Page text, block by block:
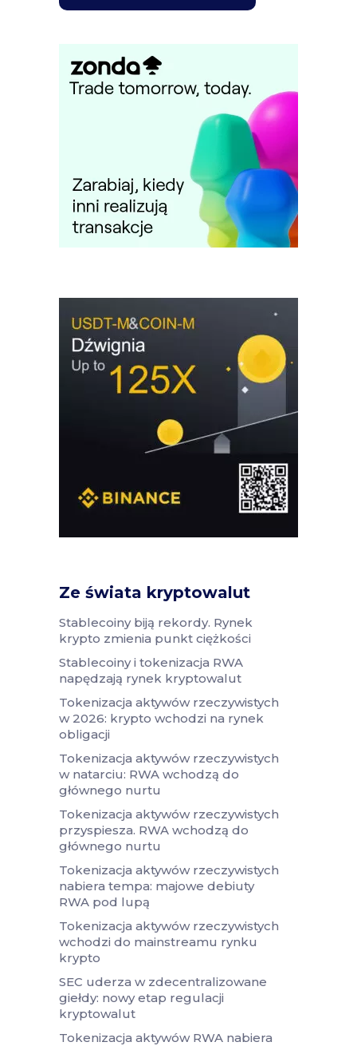
Ze świata kryptowalut
Stablecoiny biją rekordy. Rynek
krypto zmienia punkt ciężkości
Stablecoiny i tokenizacja RWA
napędzają rynek kryptowalut
Tokenizacja aktywów rzeczywistych
w 2026: krypto wchodzi na rynek
obligacji
Tokenizacja aktywów rzeczywistych
w natarciu: RWA wchodzą do
głównego nurtu
Tokenizacja aktywów rzeczywistych
przyspiesza. RWA wchodzą do
głównego nurtu
Tokenizacja aktywów rzeczywistych
nabiera tempa: majowe debiuty
RWA pod lupą
Tokenizacja aktywów rzeczywistych
wchodzi do mainstreamu rynku
krypto
SEC uderza w zdecentralizowane
giełdy: nowy etap regulacji
kryptowalut
Tokenizacja aktywów RWA nabiera